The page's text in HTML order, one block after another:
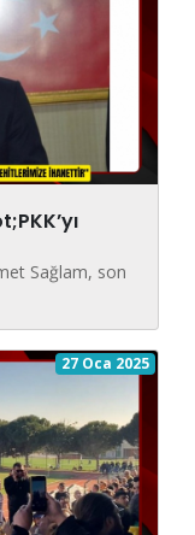
Sağlam, son
27 Oca 2025